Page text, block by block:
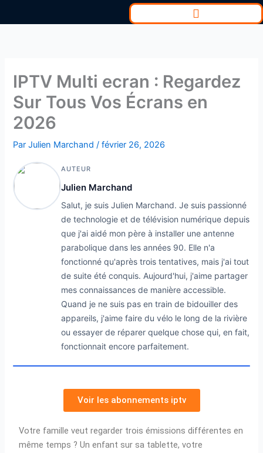
IPTV Multi ecran : Regardez
Sur Tous Vos Écrans en
2026
ParJulien Marchand/février 26, 2026
AUTEUR
Julien Marchand
Salut, je suis Julien Marchand. Je suis passionné
de technologie et de télévision numérique depuis
que j'ai aidé mon père à installer une antenne
parabolique dans les années 90. Elle n'a
fonctionné qu'après trois tentatives, mais j'ai tout
de suite été conquis. Aujourd'hui, j'aime partager
mes connaissances de manière accessible.
Quand je ne suis pas en train de bidouiller des
appareils, j'aime faire du vélo le long de la rivière
ou essayer de réparer quelque chose qui, en fait,
fonctionnait encore parfaitement.
Voir les abonnements iptv
Votre famille veut regarder trois émissions différentes en
même temps ? Un enfant sur sa tablette, votre